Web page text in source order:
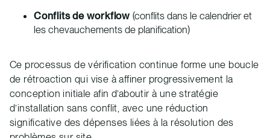
Conflits de workflow (conflits dans le calendrier et
les chevauchements de planification)
Ce processus de vérification continue forme une boucle
de rétroaction qui vise à affiner progressivement la
conception initiale afin d’aboutir à une stratégie
d’installation sans conflit, avec une réduction
significative des dépenses liées à la résolution des